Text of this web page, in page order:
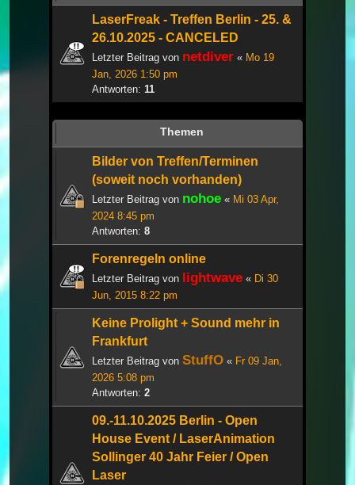
LaserFreak - Treffen Berlin - 25. &
26.10.2025 - CANCELED
Letzter Beitrag von netdiver « Mo 19
Jan, 2026 1:50 pm
Antworten: 11
Themen
Bilder von Treffen/Terminen
(soweit noch vorhanden)
Letzter Beitrag von nohoe « Mi 03 Apr,
2024 8:45 pm
Antworten: 8
Forenregeln online
Letzter Beitrag von lightwave « Di 30
Jun, 2015 8:22 pm
Keine Prolight + Sound mehr in
Frankfurt
Letzter Beitrag von StuffO « Fr 09 Jan,
2026 5:08 pm
Antworten: 2
09.-11.10.2025 Berlin - Open
House Event / LaserAnimation
Sollinger 40 Jahr Feier / Open
Laser